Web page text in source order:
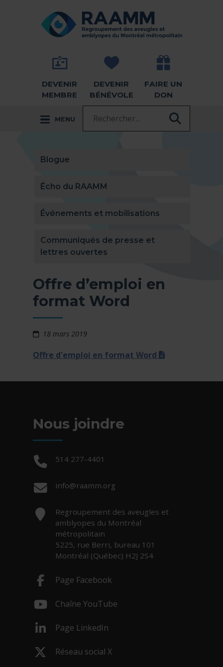
RETOUR À LA PAGE D'ACCUEIL -
DEVENIR
MEMBRE
DEVENIR
BÉNÉVOLE
FAIRE UN
DON
MENU
Blogue
Écho du RAAMM
Événements et mobilisations
Communiqués de presse et
lettres ouvertes
Offre d’emploi en
format Word
18 mars 2019
Offre d'emploi en format Word (docx)
Nous joindre
Téléphone :
514 277-4401
Courriel :
info@raamm.org
Adresse :
Regroupement des aveugles et
amblyopes du Montréal
métropolitain
5225, rue Berri, bureau 101
Montréal (Québec) H2J 2S4
Page Facebook
Chaîne YouTube
Page LinkedIn
Réseau social X